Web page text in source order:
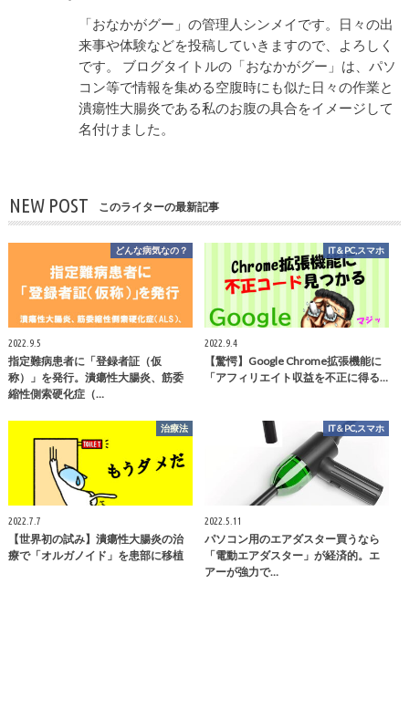
「おなかがグー」の管理人シンメイです。日々の出
来事や体験などを投稿していきますので、よろしく
です。 ブログタイトルの「おなかがグー」は、パソ
コン等で情報を集める空腹時にも似た日々の作業と
潰瘍性大腸炎である私のお腹の具合をイメージして
名付けました。
NEW POST このライターの最新記事
どんな病気なの？
2022.9.5
指定難病患者に「登録者証（仮
称）」を発行。潰瘍性大腸炎、筋委
縮性側索硬化症（…
IT＆PC,スマホ
2022.9.4
【驚愕】Google Chrome拡張機能に
「アフィリエイト収益を不正に得る…
治療法
2022.7.7
【世界初の試み】潰瘍性大腸炎の治
療で「オルガノイド」を患部に移植
IT＆PC,スマホ
2022.5.11
パソコン用のエアダスター買うなら
「電動エアダスター」が経済的。エ
アーが強力で…